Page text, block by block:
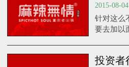
2015-08-04
针对这么
要去加以